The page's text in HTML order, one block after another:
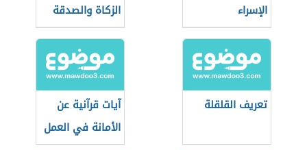
الإسراء
الزكاة والصدقة
تعريف القلقلة
آيات قرآنية عن
الأمانة في العمل